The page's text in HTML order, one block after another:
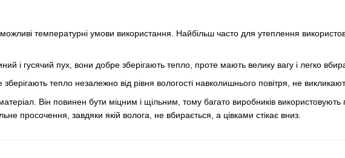
температурні умови використання. Найбільш часто для утеплення
і гусячий пух, вони добре зберігають тепло, проте мають велику вагу і легко
тепло незалежно від рівня вологості навколишнього повітря, не
Він повинен бути міцним і щільним, тому багато виробників використовують
просочення, завдяки якій волога, не вбирається, а цівками стікає вниз.